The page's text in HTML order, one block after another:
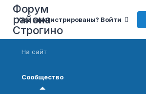
Форум
района
Строгино
Уже зарегистрированы? Войти
На сайт
Сообщество